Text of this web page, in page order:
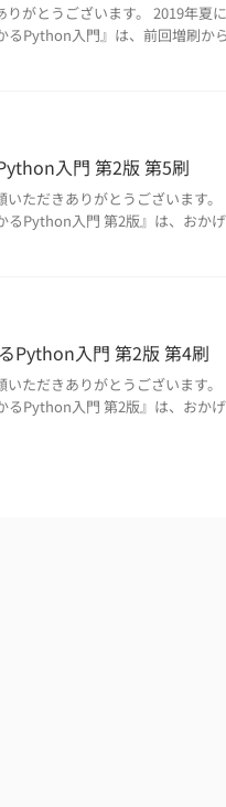
がとうございます。 2019年夏
るPython入門』は、前回増刷か
入門 第2版 第5刷
ただきありがとうございます
るPython入門 第2版』は、おか
Python入門 第2版 第4刷
ただきありがとうございます
るPython入門 第2版』は、おか